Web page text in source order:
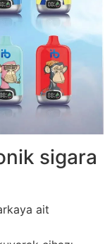
sigara
ait